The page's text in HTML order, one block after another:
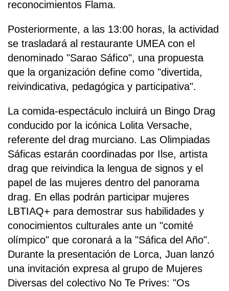
reconocimientos Flama.
Posteriormente, a las 13:00 horas, la actividad
se trasladará al restaurante UMEA con el
denominado "Sarao Sáfico", una propuesta
que la organización define como "divertida,
reivindicativa, pedagógica y participativa".
La comida-espectáculo incluirá un Bingo Drag
conducido por la icónica Lolita Versache,
referente del drag murciano. Las Olimpiadas
Sáficas estarán coordinadas por Ilse, artista
drag que reivindica la lengua de signos y el
papel de las mujeres dentro del panorama
drag. En ellas podrán participar mujeres
LBTIAQ+ para demostrar sus habilidades y
conocimientos culturales ante un "comité
olímpico" que coronará a la "Sáfica del Año".
Durante la presentación de Lorca, Juan lanzó
una invitación expresa al grupo de Mujeres
Diversas del colectivo No Te Prives: "Os